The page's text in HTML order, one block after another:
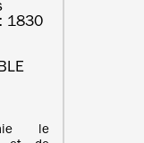
1830
le